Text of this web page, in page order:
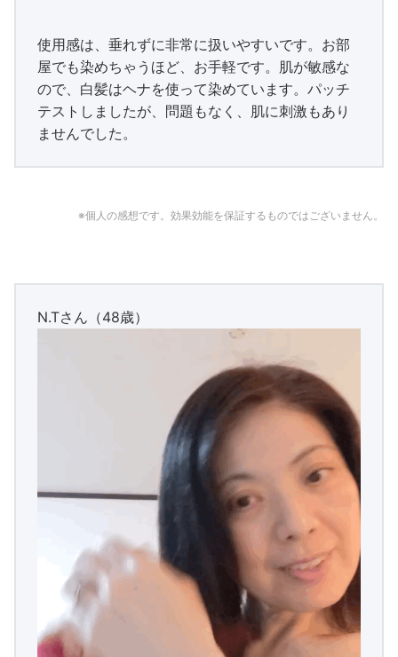
使用感は、垂れずに非常に扱いやすいです。お部
屋でも染めちゃうほど、お手軽です。肌が敏感な
ので、白髪はヘナを使って染めています。パッチ
テストしましたが、問題もなく、肌に刺激もあり
ませんでした。
※個人の感想です。効果効能を保証するものではございません。
N.Tさん（48歳）